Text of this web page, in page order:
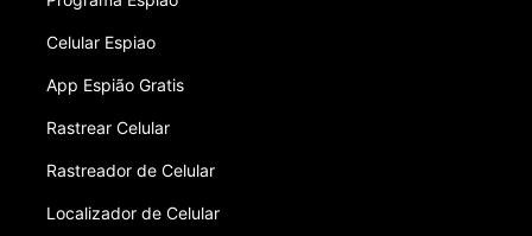
Celular Espiao
App Espião Gratis
Rastrear Celular
Rastreador de Celular
Localizador de Celular